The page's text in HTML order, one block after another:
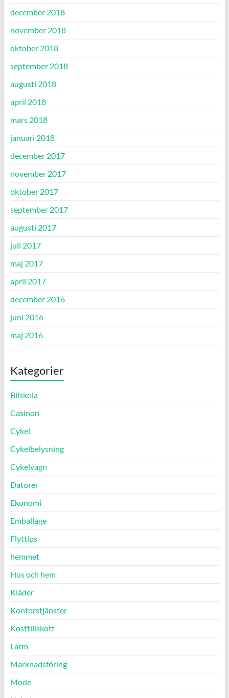
december 2018
november 2018
oktober 2018
september 2018
augusti 2018
april 2018
mars 2018
januari 2018
december 2017
november 2017
oktober 2017
september 2017
augusti 2017
juli 2017
maj 2017
april 2017
december 2016
juni 2016
maj 2016
Kategorier
Bilskola
Casinon
Cykel
Cykelbelysning
Cykelvagn
Datorer
Ekonomi
Emballage
Flyttips
hemmet
Hus och hem
Kläder
Kontorstjänster
Kosttillskott
Larm
Marknadsföring
Mode